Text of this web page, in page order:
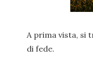
A prima vista, si
di fede.